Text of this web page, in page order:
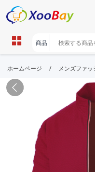
ホームページ / メンズファッ